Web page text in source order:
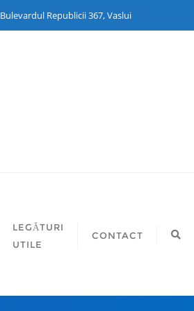
Bulevardul Republicii 367, Vaslui
LEGĂTURI
UTILE
CONTACT